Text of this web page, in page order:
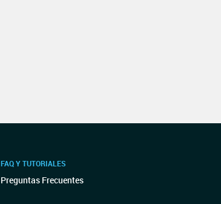
FAQ Y TUTORIALES
Preguntas Frecuentes